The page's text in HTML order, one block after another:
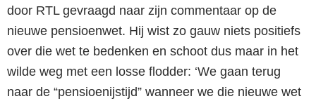
door RTL gevraagd naar zijn commentaar op de
nieuwe pensioenwet. Hij wist zo gauw niets positiefs
over die wet te bedenken en schoot dus maar in het
wilde weg met een losse flodder: ‘We gaan terug
naar de “pensioenijstijd” wanneer we die nieuwe wet